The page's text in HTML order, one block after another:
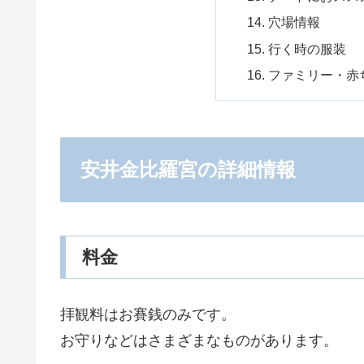
穴場情報
行く時の服装
ファミリー・赤
安井金比羅宮の詳細情報
料金
拝観料はお賽銭のみです。
お守りなどはさまざまなものがあります。